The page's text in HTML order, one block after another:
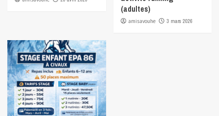
(adultes)
amisavouhe 3 mars 2026